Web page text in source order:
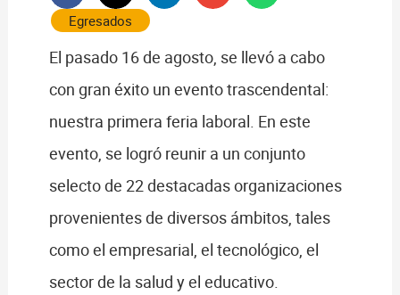
Egresados
El pasado 16 de agosto, se llevó a cabo
con gran éxito un evento trascendental:
nuestra primera feria laboral. En este
evento, se logró reunir a un conjunto
selecto de 22 destacadas organizaciones
provenientes de diversos ámbitos, tales
como el empresarial, el tecnológico, el
sector de la salud y el educativo.